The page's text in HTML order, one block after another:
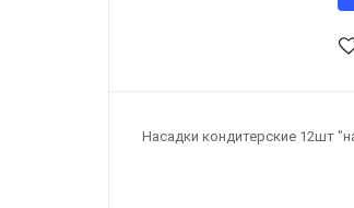
Насадки кондитерские 12шт